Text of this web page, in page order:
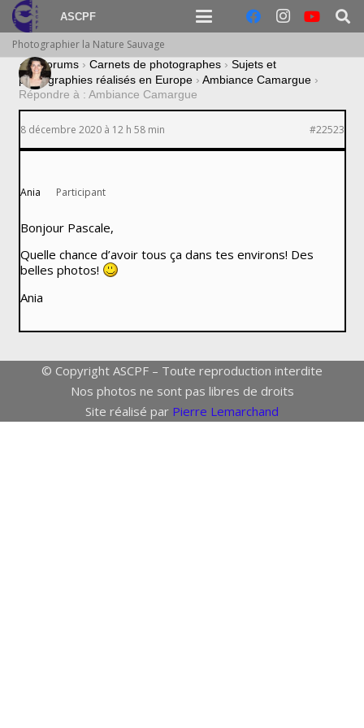
ASCPF
Photographier la Nature Sauvage
› Forums › Carnets de photographes › Sujets et
photographies réalisés en Europe › Ambiance Camargue ›
Répondre à : Ambiance Camargue
8 décembre 2020 à 12 h 58 min #22523
Ania Participant
Bonjour Pascale,
Quelle chance d’avoir tous ça dans tes environs! Des
belles photos!
Ania
© Copyright ASCPF – Toute reproduction interdite
Nos photos ne sont pas libres de droits
Site réalisé par Pierre Lemarchand